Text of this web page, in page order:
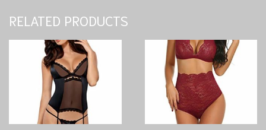
RELATED PRODUCTS